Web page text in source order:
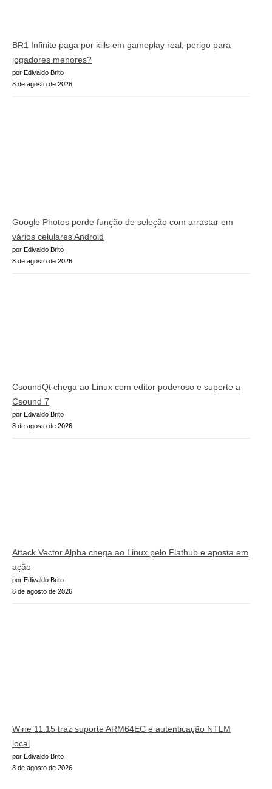
BR1 Infinite paga por kills em gameplay real; perigo para
jogadores menores?
por Edivaldo Brito
8 de agosto de 2026
Google Photos perde função de seleção com arrastar em
vários celulares Android
por Edivaldo Brito
8 de agosto de 2026
CsoundQt chega ao Linux com editor poderoso e suporte a
Csound 7
por Edivaldo Brito
8 de agosto de 2026
Attack Vector Alpha chega ao Linux pelo Flathub e aposta em
ação
por Edivaldo Brito
8 de agosto de 2026
Wine 11.15 traz suporte ARM64EC e autenticação NTLM
local
por Edivaldo Brito
8 de agosto de 2026